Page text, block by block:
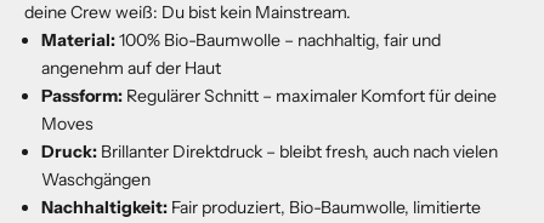
deine Crew weiß: Du bist kein Mainstream.
Material:100% Bio-Baumwolle – nachhaltig, fair und
angenehm auf der Haut
Passform: Regulärer Schnitt – maximaler Komfort für deine
Moves
Druck: Brillanter Direktdruck – bleibt fresh, auch nach vielen
Waschgängen
Nachhaltigkeit: Fair produziert, Bio-Baumwolle, limitierte